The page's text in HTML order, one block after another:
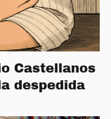
Castellanos
despedida